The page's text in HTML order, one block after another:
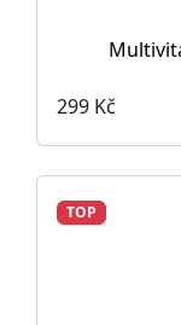
299 Kč
TOP